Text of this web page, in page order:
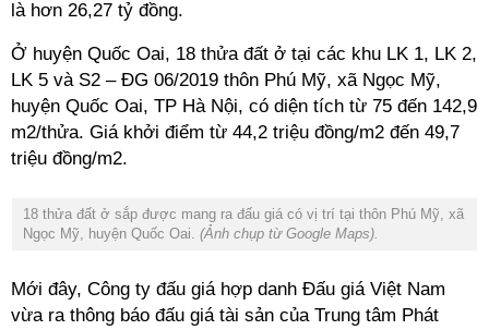
là hơn 26,27 tỷ đồng.
Ở huyện Quốc Oai, 18 thửa đất ở tại các khu LK 1, LK 2,
LK 5 và S2 – ĐG 06/2019 thôn Phú Mỹ, xã Ngọc Mỹ,
huyện Quốc Oai, TP Hà Nội, có diện tích từ 75 đến 142,9
m2/thửa. Giá khởi điểm từ 44,2 triệu đồng/m2 đến 49,7
triệu đồng/m2.
18 thửa đất ở sắp được mang ra đấu giá có vị trí tại thôn Phú Mỹ, xã
Ngọc Mỹ, huyện Quốc Oai. (Ảnh chụp từ Google Maps).
Mới đây, Công ty đấu giá hợp danh Đấu giá Việt Nam
vừa ra thông báo đấu giá tài sản của Trung tâm Phát